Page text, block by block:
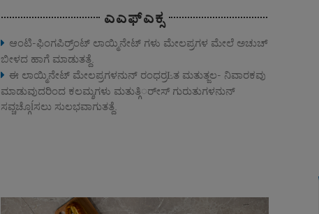
ಎಎಫ್ಎಕ್ಸ
ಆಂಟಿ‐ಫಿಂಗಪಿರ್ರ್ಂಟ್ ಲಾಯ್ಮಿನೇಟ್ ಗಳು ಮೇಲಪ್ರಗಳ ಮೇಲೆ ಅಚುಚ್
ಬೀಳದ ಹಾಗೆ ಮಾಡುತತ್ದೆ.
ಈ ಲಾಯ್ಮಿನೇಟ್ ಮೇಲಪ್ರಗಳನುನ್ ರಂಧರ್ರĿತ ಮತುತ್ಜಲ‐ ನಿವಾರಕವು
ಮಾಡುವುದರಿಂದ ಕಲಮ್ಶಗಳು ಮತುತ್ಗಿರ್ೕಸ್ ಗುರುತುಗಳನುನ್
ಸವ್ಚಚ್ಗೊĺಸಲು ಸುಲಭವಾಗುತತ್ದೆ.